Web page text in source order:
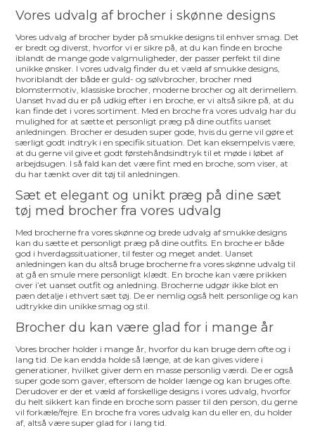
Vores udvalg af brocher i skønne designs
Vores udvalg af brocher byder på smukke designs til enhver smag. Det
er bredt og diverst, hvorfor vi er sikre på, at du kan finde en broche
iblandt de mange gode valgmuligheder, der passer perfekt til dine
unikke ønsker. I vores udvalg finder du et væld af smukke designs,
hvoriblandt der både er guld- og sølvbrocher, brocher med
blomstermotiv, klassiske brocher, moderne brocher og alt derimellem.
Uanset hvad du er på udkig efter i en broche, er vi altså sikre på, at du
kan finde det i vores sortiment. Med en broche fra vores udvalg har du
mulighed for at sætte et personligt præg på dine outfits uanset
anledningen. Brocher er desuden super gode, hvis du gerne vil gøre et
særligt godt indtryk i en specifik situation. Det kan eksempelvis være,
at du gerne vil give et godt førstehåndsindtryk til et møde i løbet af
arbejdsugen. I så fald kan det være fint med en broche, som viser, at
du har tænkt over dit tøj til anledningen.
Sæt et elegant og unikt præg på dine sæt
tøj med brocher fra vores udvalg
Med brocherne fra vores skønne og brede udvalg af smukke designs
kan du sætte et personligt præg på dine outfits. En broche er både
god i hverdagssituationer, til fester og meget andet. Uanset
anledningen kan du altså bruge brocherne fra vores skønne udvalg til
at gå en smule mere personligt klædt. En broche kan være prikken
over i’et uanset outfit og anledning. Brocherne udgør ikke blot en
pæn detalje i ethvert sæt tøj. De er nemlig også helt personlige og kan
udtrykke din unikke smag og stil.
Brocher du kan være glad for i mange år
Vores brocher holder i mange år, hvorfor du kan bruge dem ofte og i
lang tid. De kan endda holde så længe, at de kan gives videre i
generationer, hvilket giver dem en masse personlig værdi. De er også
super gode som gaver, eftersom de holder længe og kan bruges ofte.
Derudover er der et væld af forskellige designs i vores udvalg, hvorfor
du helt sikkert kan finde en broche som passer til den person, du gerne
vil forkæle/fejre. En broche fra vores udvalg kan du eller en, du holder
af, altså være super glad for i lang tid.